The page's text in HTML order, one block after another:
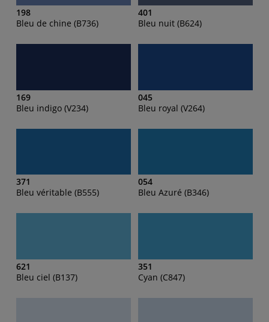
198
Bleu de chine (B736)
401
Bleu nuit (B624)
169
Bleu indigo (V234)
045
Bleu royal (V264)
371
Bleu véritable (B555)
054
Bleu Azuré (B346)
621
Bleu ciel (B137)
351
Cyan (C847)